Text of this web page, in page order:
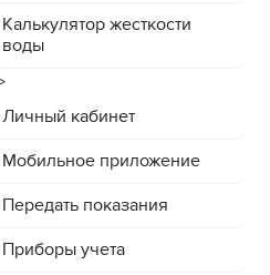
Калькулятор жесткости
воды
Личный кабинет
Мобильное приложение
Передать показания
Приборы учета